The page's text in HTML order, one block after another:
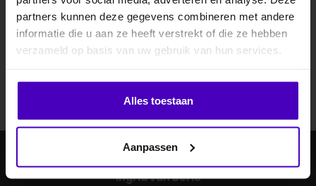
partners kunnen deze gegevens combineren met andere
informatie die u aan ze heeft verstrekt of die ze hebben
verzameld op basis van uw gebruik van hun services.
Alles toestaan
Aanpassen
Abonneer je op onze nieuwsbrief
Blijf op de hoogte over onze laatste acties
Abonneer
Ingrid van Berlo
.